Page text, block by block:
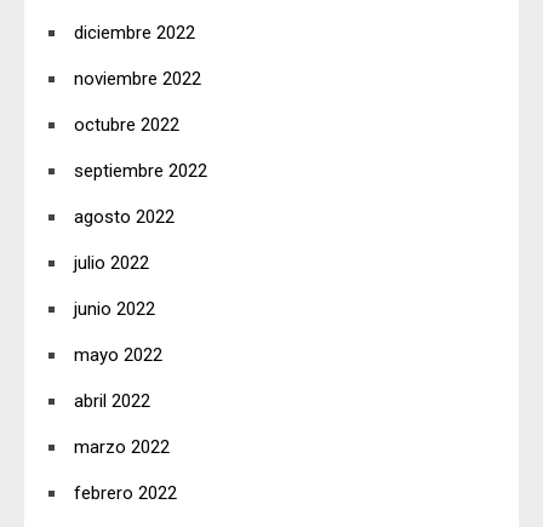
diciembre 2022
noviembre 2022
octubre 2022
septiembre 2022
agosto 2022
julio 2022
junio 2022
mayo 2022
abril 2022
marzo 2022
febrero 2022